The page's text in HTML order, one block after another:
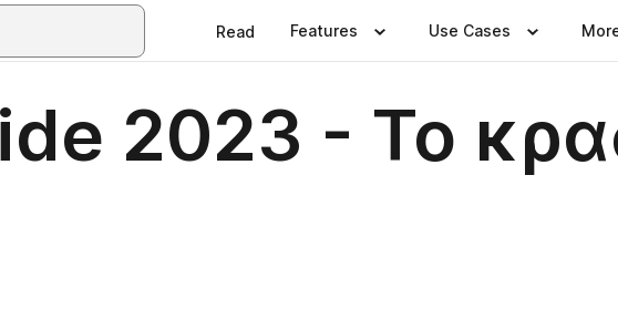
Read Features Use Cases
2023 - Το